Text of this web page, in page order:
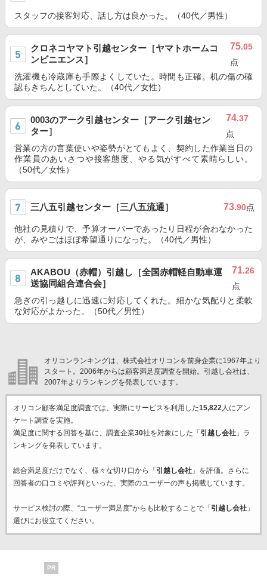
スタッフの接客対応、話し方は良かった。（40代／男性）
クロネコヤマト引越センター［ヤマトホームコ
ンビニエンス］
75.05
点
洗濯機も冷蔵庫も手際よくしていた。時間も正確。机の傷の確
認もきちんとしていた。（40代／女性）
0003のアーク引越センター［アーク引越セン
ター］
74.37
点
営業の方の言葉使いや姿勢がとてもよく、契約した作業当日の
作業員のあいさつや接客態度、やる気がすべて素晴らしい。
（50代／女性）
三八五引越センター［三八五流通］ 73.90点
他社の見積りで、予算オーバーであったり日程が合わなかった
が、みやごはほぼ希望通りになった。（40代／男性）
AKABOU（赤帽）引越し［全国赤帽軽自動車運
送協同組合連合会］
71.26
点
急ぎの引っ越しに迅速に対応してくれた。細かな気配りと柔軟
な対応がよかった。（50代／男性）
オリコンランキングは、株式会社オリコンを前身企業に1967年より
スタート。2006年からは顧客満足度調査を開始。引越し会社は、
2007年よりランキングを発表しています。
オリコン顧客満足度調査では、実際にサービスを利用した15,822人にアン
ケート調査を実施。
満足度に関する回答を基に、調査企業30社を対象にした「 引越し会社」ラ
ンキングを発表しています。
総合満足度だけでなく、様々な切り口から「 引越し会社」を評価。さらに
回答者の口コミや評判といった、実際のユーザーの声も掲載しています。
サービス検討の際、“ユーザー満足度”からも比較することで「 引越し会社」
選びにお役立てください。
PR